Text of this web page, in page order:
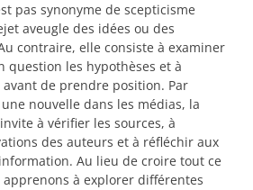
pas synonyme de scepticisme
aveugle des idées ou des
contraire, elle consiste à examiner
question les hypothèses et à
de prendre position. Par
nouvelle dans les médias, la
à vérifier les sources, à
des auteurs et à réfléchir aux
Au lieu de croire tout ce
à explorer différentes